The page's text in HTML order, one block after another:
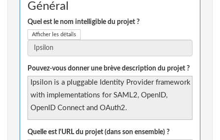
Général
Quel est le nom intelligible du projet ?
Afficher les détails
Pouvez-vous donner une brève description du projet ?
Ipsilon is a pluggable Identity Provider framework
with implementations for SAML2, OpenID,
OpenID Connect and OAuth2.
Quelle est l'URL du projet (dans son ensemble) ?